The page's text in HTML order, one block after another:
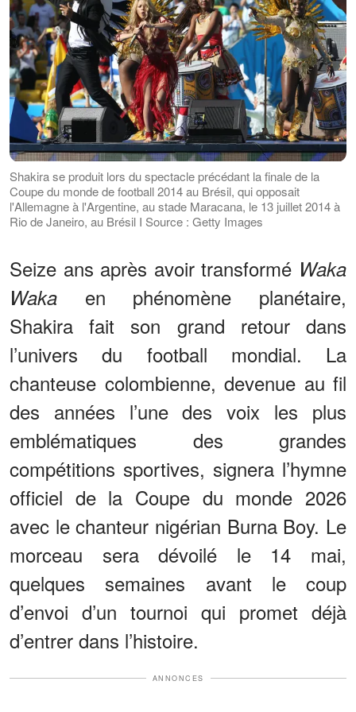
Shakira se produit lors du spectacle précédant la finale de la
Coupe du monde de football 2014 au Brésil, qui opposait
l'Allemagne à l'Argentine, au stade Maracana, le 13 juillet 2014 à
Rio de Janeiro, au Brésil I Source : Getty Images
Seize ans après avoir transformé Waka
Waka en phénomène planétaire,
Shakira fait son grand retour dans
l’univers du football mondial. La
chanteuse colombienne, devenue au fil
des années l’une des voix les plus
emblématiques des grandes
compétitions sportives, signera l’hymne
officiel de la Coupe du monde 2026
avec le chanteur nigérian Burna Boy. Le
morceau sera dévoilé le 14 mai,
quelques semaines avant le coup
d’envoi d’un tournoi qui promet déjà
d’entrer dans l’histoire.
ANNONCES